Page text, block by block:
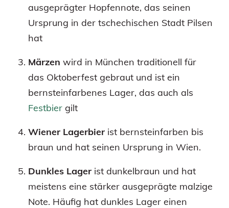
ausgeprägter Hopfennote, das seinen
Ursprung in der tschechischen Stadt Pilsen
hat
Märzen wird in München traditionell für
das Oktoberfest gebraut und ist ein
bernsteinfarbenes Lager, das auch als
Festbier gilt
Wiener Lagerbier ist bernsteinfarben bis
braun und hat seinen Ursprung in Wien.
Dunkles Lager ist dunkelbraun und hat
meistens eine stärker ausgeprägte malzige
Note. Häufig hat dunkles Lager einen